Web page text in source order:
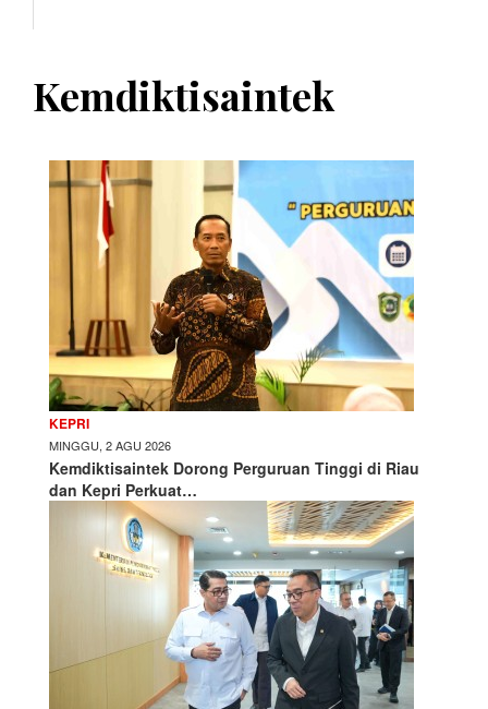
Kemdiktisaintek
KEPRI
MINGGU, 2 AGU 2026
Kemdiktisaintek Dorong Perguruan Tinggi di Riau
dan Kepri Perkuat…